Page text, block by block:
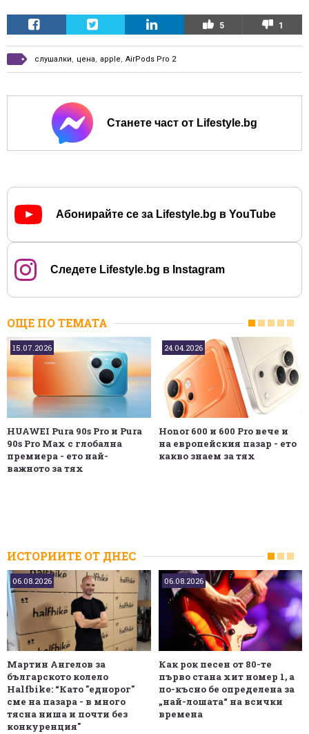
5 1
слушалки, цена, apple, AirPods Pro 2
Станете част от Lifestyle.bg
Абонирайте се за Lifestyle.bg в YouTube
Следете Lifestyle.bg в Instagram
ОЩЕ ПО ТЕМАТА
15.07.2026
HUAWEI Pura 90s Pro и Pura
90s Pro Max с глобална
премиера - ето най-
важното за тях
24.04.2026
Honor 600 и 600 Pro вече и
на европейския пазар - ето
какво знаем за тях
ИСТОРИИТЕ ОТ ДНЕС
06.08.2026
Мартин Ангелов за
българското колело
Halfbike: “Като "еднорог"
сме на пазара - в много
тясна ниша и почти без
конкуренция"
06.08.2026
Как рок песен от 80-те
първо стана хит номер 1, а
по-късно бе определена за
„най-лошата“ на всички
времена